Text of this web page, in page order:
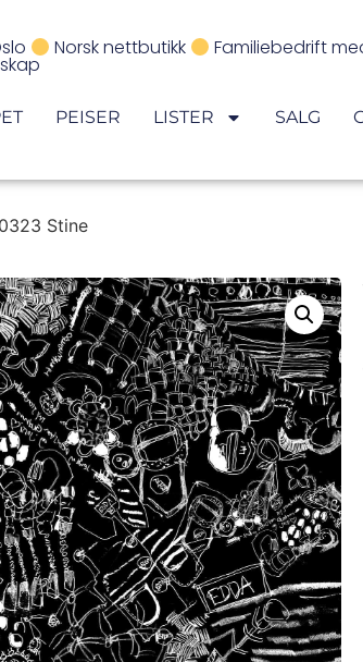
Norsk nettbutikk Familiebedrift
PEISER LISTER SALG
Stine